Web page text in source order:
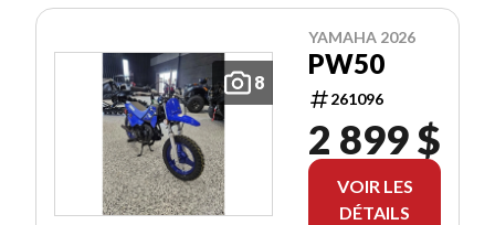
8
YAMAHA 2026
PW50
261096
2 899 $
VOIR LES
DÉTAILS